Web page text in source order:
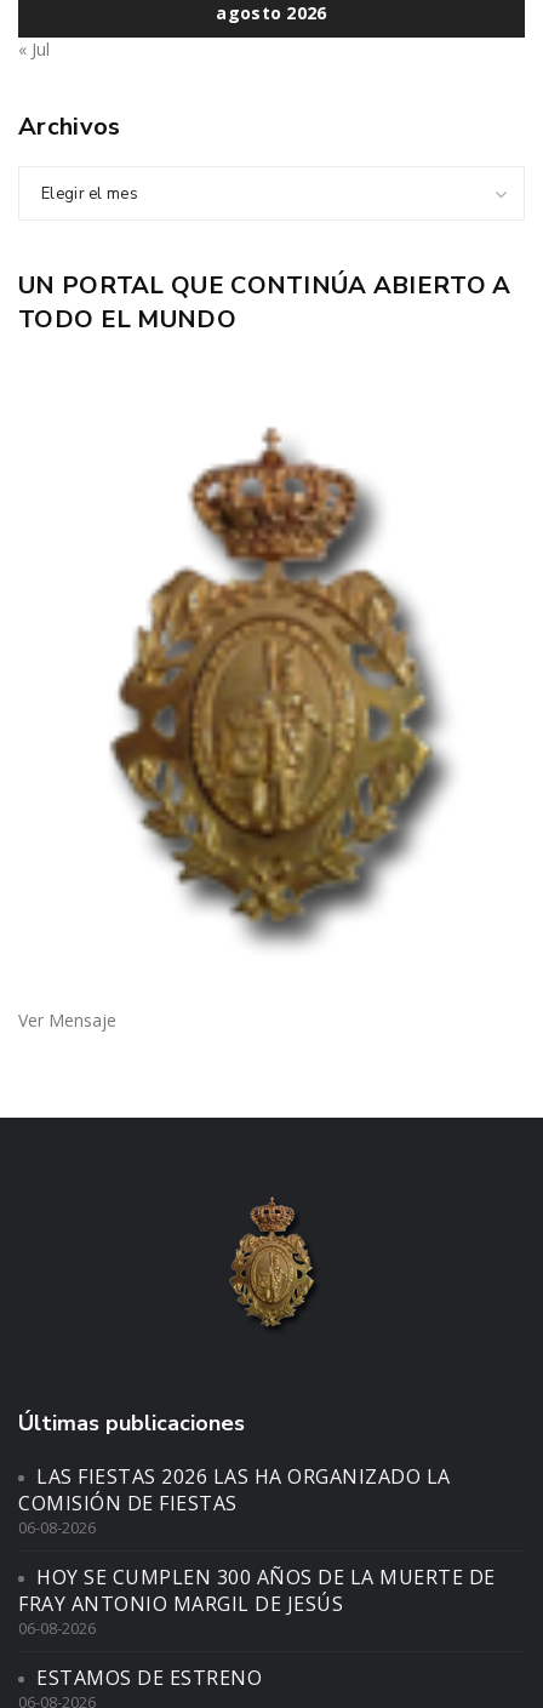
agosto 2026
« Jul
Archivos
Elegir el mes
UN PORTAL QUE CONTINÚA ABIERTO A
TODO EL MUNDO
Ver Mensaje
Últimas publicaciones
LAS FIESTAS 2026 LAS HA ORGANIZADO LA
COMISIÓN DE FIESTAS
06-08-2026
HOY SE CUMPLEN 300 AÑOS DE LA MUERTE DE
FRAY ANTONIO MARGIL DE JESÚS
06-08-2026
ESTAMOS DE ESTRENO
06-08-2026